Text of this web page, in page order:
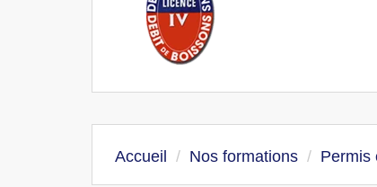
Accueil Nos formations Permis